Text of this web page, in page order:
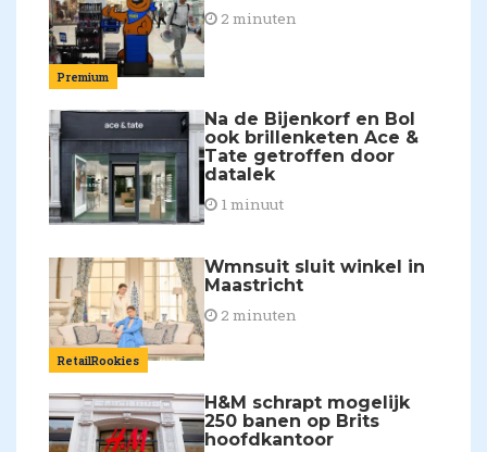
Premium
2 minuten
Na de Bijenkorf en Bol
ook brillenketen Ace &
Tate getroffen door
datalek
1 minuut
RetailRookies
Wmnsuit sluit winkel in
Maastricht
2 minuten
H&M schrapt mogelijk
250 banen op Brits
hoofdkantoor